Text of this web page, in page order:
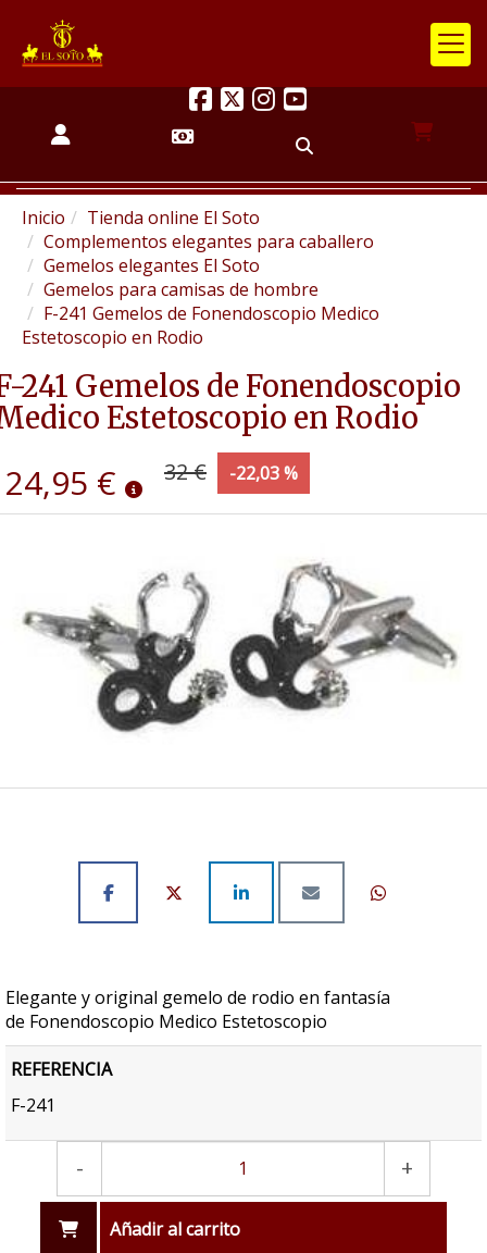
Inicio
Tienda online El Soto
Complementos elegantes para caballero
Gemelos elegantes El Soto
Gemelos para camisas de hombre
F-241 Gemelos de Fonendoscopio Medico
Estetoscopio en Rodio
241 Gemelos de Fonendoscopio
Estetoscopio en Rodio
24,95 € 32 € -22,03 %
Elegante y original gemelo de rodio en fantasía
de Fonendoscopio Medico Estetoscopio
REFERENCIA
F-241
- +
Añadir al carrito